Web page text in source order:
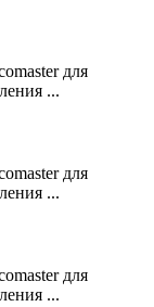
для
...
для
...
для
...